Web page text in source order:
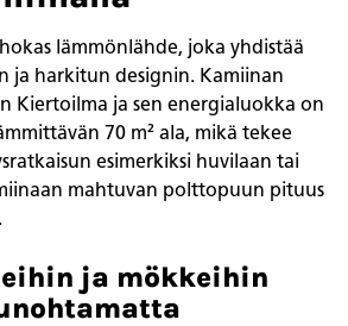
lämmönlähde, joka yhdistää
ja harkitun designin. Kamiinan
Kiertoilma ja sen energialuokka on
70 m² ala, mikä tekee
esimerkiksi huvilaan tai
mahtuvan polttopuun pituus
ja mökkeihin